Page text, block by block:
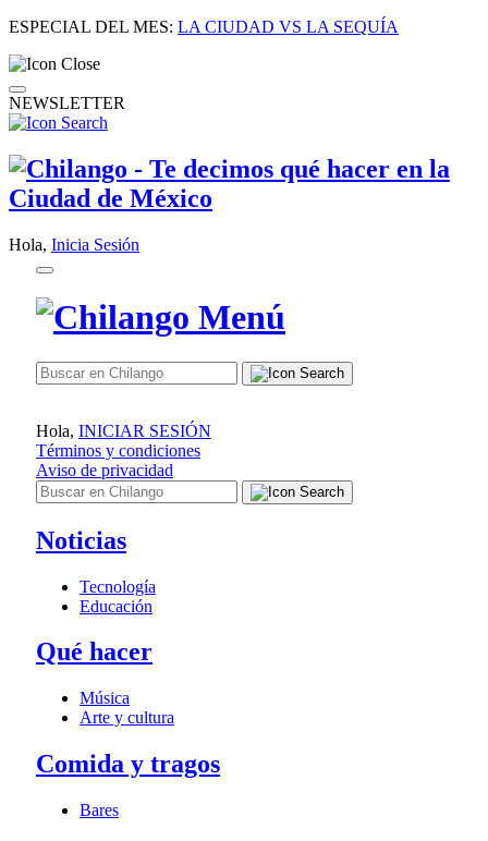
ESPECIAL DEL MES: LA CIUDAD VS LA SEQUÍA
NEWSLETTER
Hola, Inicia Sesión
Hola, INICIAR SESIÓN
Términos y condiciones
Aviso de privacidad
Noticias
Tecnología
Educación
Qué hacer
Música
Arte y cultura
Comida y tragos
Bares